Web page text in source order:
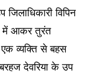
विपिन
में आकर तुरंत
व्यक्ति से बहस
देवरिया के उप